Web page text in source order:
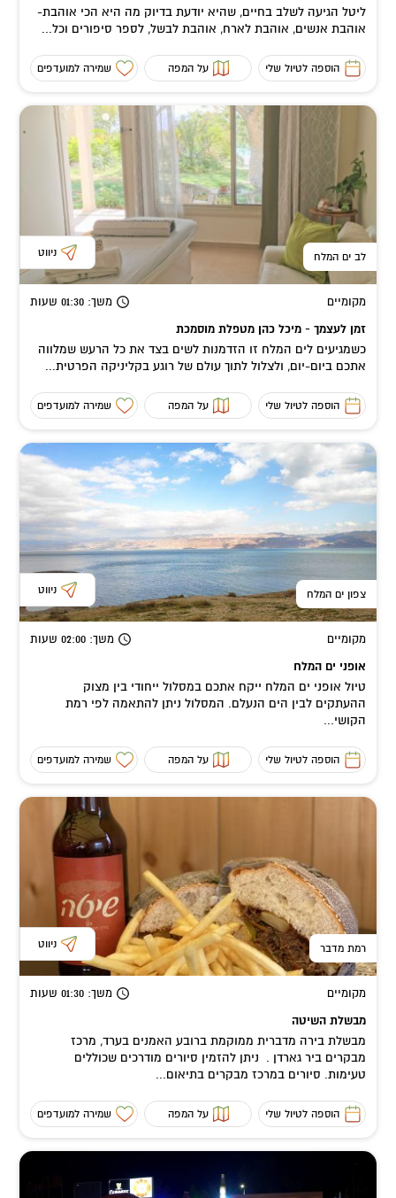
ליטל הגיעה לשלב בחיים, שהיא יודעת בדיוק מה היא הכי אוהבת-
אוהבת אנשים, אוהבת לארח, אוהבת לבשל, לספר סיפורים וכל...
הוספה לטיול שלי על המפה שמירה למועדפים
לב ים המלח ניווט
מקומיים משך: 01:30 שעות
זמן לעצמך - מיכל כהן מטפלת מוסמכת
כשמגיעים לים המלח זו הזדמנות לשים בצד את כל הרעש שמלווה
אתכם ביום-יום, ולצלול לתוך עולם של רוגע בקליניקה הפרטית...
הוספה לטיול שלי על המפה שמירה למועדפים
צפון ים המלח ניווט
מקומיים משך: 02:00 שעות
אופני ים המלח
טיול אופני ים המלח ייקח אתכם במסלול ייחודי בין מצוק
ההעתקים לבין הים הנעלם. המסלול ניתן להתאמה לפי רמת
הקושי...
הוספה לטיול שלי על המפה שמירה למועדפים
רמת מדבר ניווט
מקומיים משך: 01:30 שעות
מבשלת השיטה
מבשלת בירה מדברית ממוקמת ברובע האמנים בערד, מרכז
מבקרים ביר גארדן . ניתן להזמין סיורים מודרכים שכוללים
טעימות. סיורים במרכז מבקרים בתיאום...
הוספה לטיול שלי על המפה שמירה למועדפים